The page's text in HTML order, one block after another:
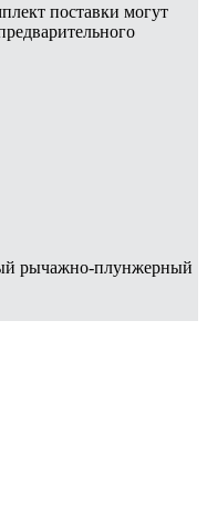
поставки могут
рычажно-плунжерный